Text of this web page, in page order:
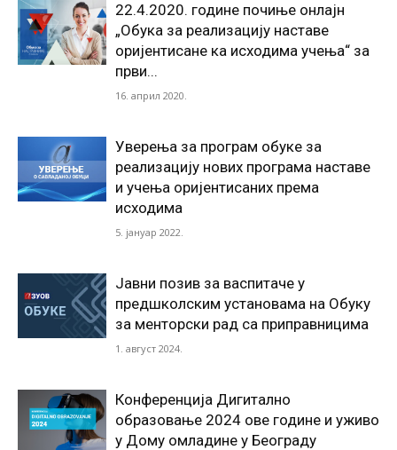
22.4.2020. године почиње онлајн
„Обука за реализацију наставе
оријентисане ка исходима учења“ за
први...
16. април 2020.
Уверења за програм обуке за
реализацију нових програма наставе
и учења оријентисаних према
исходима
5. јануар 2022.
Јавни позив за васпитаче у
предшколским установама на Обуку
за менторски рад са приправницима
1. август 2024.
Конференција Дигитално
образовање 2024 ове године и уживо
у Дому омладине у Београду